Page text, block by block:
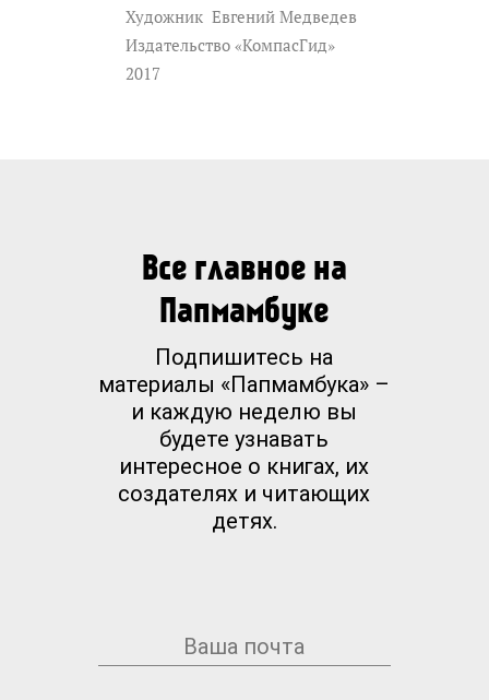
Художник Евгений Медведев
Издательство «КомпасГид»
2017
Все главное на
Папмамбуке
Подпишитесь на
материалы «Папмамбука» –
и каждую неделю вы
будете узнавать
интересное о книгах, их
создателях и читающих
детях.